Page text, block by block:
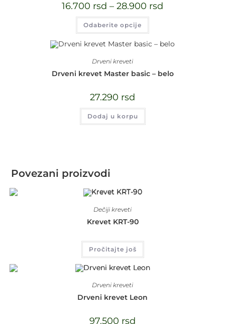
16.700 rsd – 28.900 rsd
Odaberite opcije
Drveni kreveti
Drveni krevet Master basic – belo
27.290 rsd
Dodaj u korpu
Povezani proizvodi
Dečiji kreveti
Krevet KRT-90
Pročitajte još
Drveni kreveti
Drveni krevet Leon
97.500 rsd